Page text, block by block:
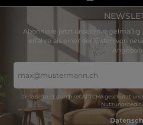
Abonniere jetzt unseren
erfahre als einer der Ersten von
Mail-
Adresse
Diese Seite ist durch reCAPTCHA geschützt